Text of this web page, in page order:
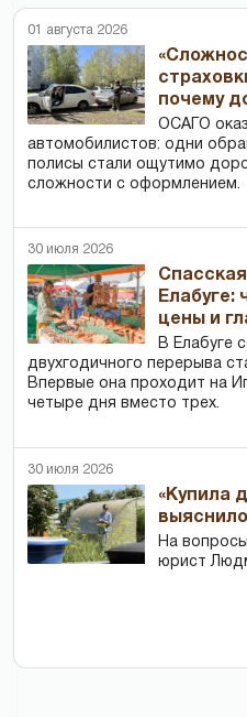
01 августа 2026
почему
ОСАГО
автомобилистов: одни
полисы стали ощутимо
сложности с оформлением.
30 июля 2026
Елабуге:
цены и
В Елабуге
двухгодичного перерыва
Впервые она проходит на
четыре дня вместо трех.
30 июля 2026
«Купила
На
юрист